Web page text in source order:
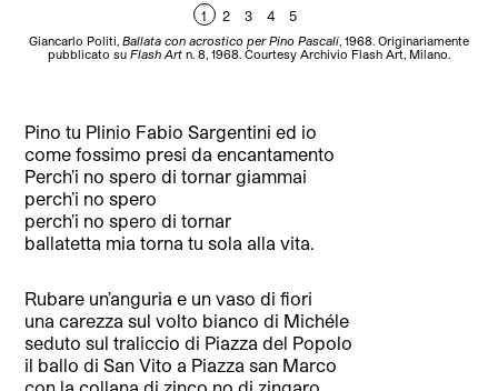
1 2 3 4 5
Giancarlo Politi, Ballata con acrostico per Pino Pascali, 1968. Originariamente
pubblicato su Flash Artn. 8, 1968. Courtesy Archivio Flash Art, Milano.
Pino tu Plinio Fabio Sargentini ed io
come fossimo presi da encantamento
Perch’i no spero di tornar giammai
perch’i no spero
perch’i no spero di tornar
ballatetta mia torna tu sola alla vita.
Rubare un’anguria e un vaso di fiori
una carezza sul volto bianco di Michéle
seduto sul traliccio di Piazza del Popolo
il ballo di San Vito a Piazza san Marco